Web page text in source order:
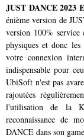
JUST DANCE 2023
énième version de
version 100%
physiques et donc
votre connexion
indispensable pour
UbiSoft n'est pas
rajoutées
l'utilisation de la
reconnaissance de
DANCE dans son